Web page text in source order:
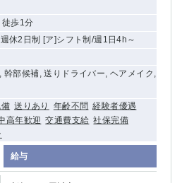
徒歩1分
休2日制 [ア]シフト制/週1日4h～
幹部候補, 送りドライバー, ヘアメイク,
送りあり 年齢不問 経験者優遇
高年歓迎 交通費支給 社保完備
給与